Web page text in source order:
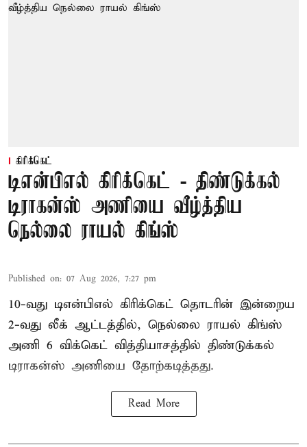
கிரிக்கெட்
டிஎன்பிஎல் கிரிக்கெட் - திண்டுக்கல்
டிராகன்ஸ் அணியை வீழ்த்திய
நெல்லை ராயல் கிங்ஸ்
Published on: 07 Aug 2026, 7:27 pm
10-வது டிஎன்பிஎல் கிரிக்கெட் தொடரின் இன்றைய
2-வது லீக் ஆட்டத்தில், நெல்லை ராயல் கிங்ஸ்
அணி 6 விக்கெட் வித்தியாசத்தில் திண்டுக்கல்
டிராகன்ஸ் அணியை தோற்கடித்தது.
Read More